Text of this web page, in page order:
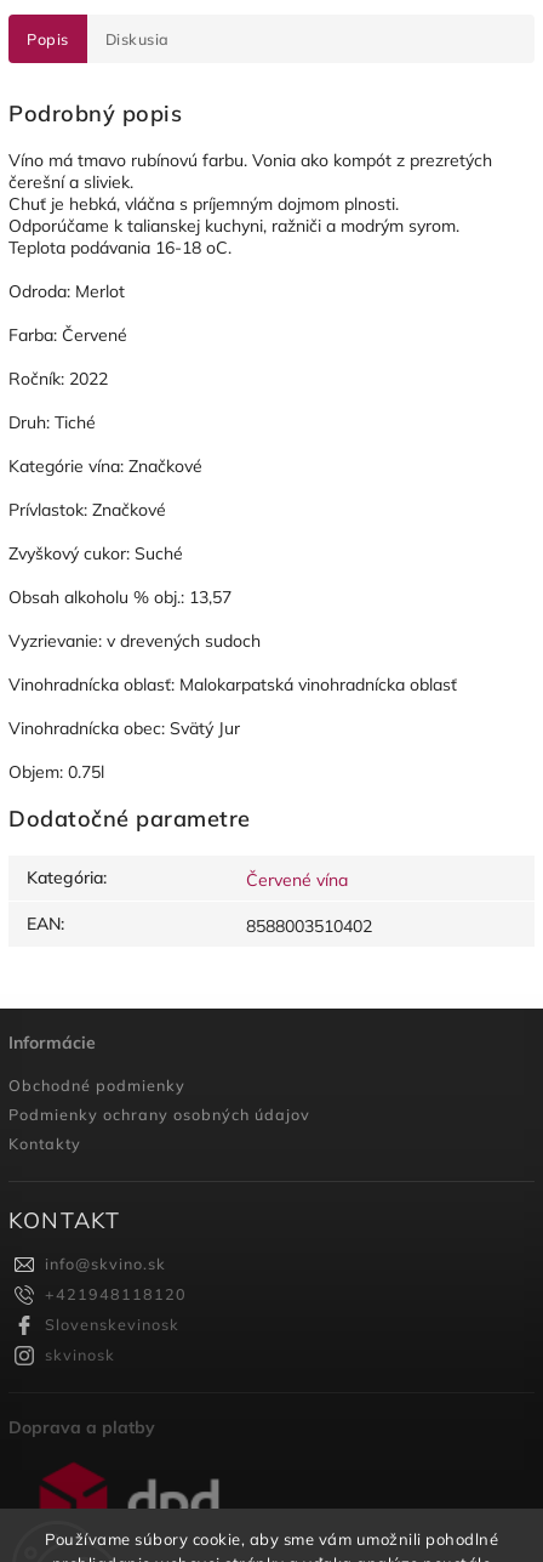
Používame súbory cookie, aby sme vám umožnili pohodlné
Popis Diskusia
Podrobný popis
Víno má tmavo rubínovú farbu. Vonia ako kompót z prezretých
čerešní a sliviek.
Chuť je hebká, vláčna s príjemným dojmom plnosti.
Odporúčame k talianskej kuchyni, ražniči a modrým syrom.
Teplota podávania 16-18 oC.
Odroda: Merlot
Farba: Červené
Ročník: 2022
Druh: Tiché
Kategórie vína: Značkové
Prívlastok: Značkové
Zvyškový cukor: Suché
Obsah alkoholu % obj.: 13,57
Vyzrievanie: v drevených sudoch
Vinohradnícka oblasť: Malokarpatská vinohradnícka oblasť
Vinohradnícka obec: Svätý Jur
Objem: 0.75l
Dodatočné parametre
Kategória:
Červené vína
EAN: 8588003510402
Informácie
Obchodné podmienky
Podmienky ochrany osobných údajov
Kontakty
KONTAKT
info@skvino.sk
+421948118120
Slovenskevinosk
skvinosk
Doprava a platby